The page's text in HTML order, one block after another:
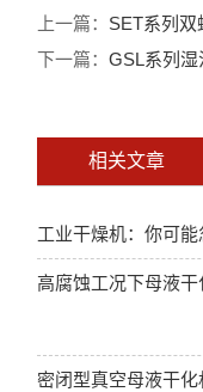
上一篇： SET系列双
下一篇：GSL系列
相关文章
工业干燥机：你可
高腐蚀工况下母液
密闭型真空母液干化